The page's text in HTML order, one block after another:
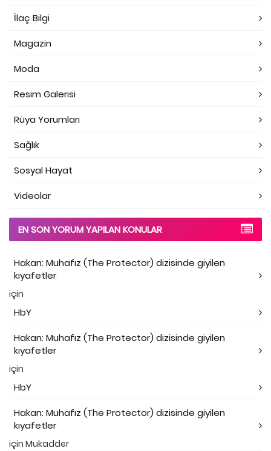
İlaç Bilgi
Magazin
Moda
Resim Galerisi
Rüya Yorumları
Sağlık
Sosyal Hayat
Videolar
EN SON YORUM YAPILAN KONULAR
Hakan: Muhafız (The Protector) dizisinde giyilen
kıyafetler
için
HbY
Hakan: Muhafız (The Protector) dizisinde giyilen
kıyafetler
için
HbY
Hakan: Muhafız (The Protector) dizisinde giyilen
kıyafetler
için Mukadder